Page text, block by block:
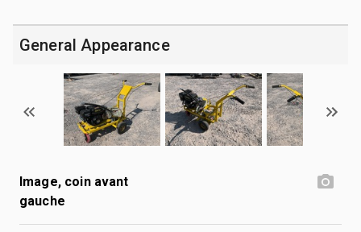
General Appearance
Image, coin avant
gauche